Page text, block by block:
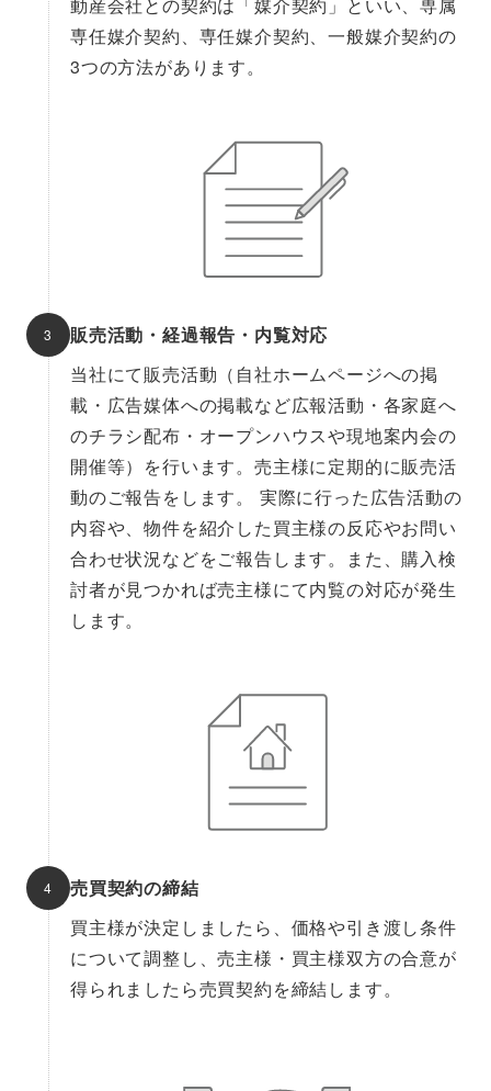
専任媒介契約、専任媒介契約、一般媒介契約の
3つの方法があります。
販売活動・経過報告 ・内覧対応
当社にて販売活動（自社ホームページへの掲
載・広告媒体への掲載など広報活動・各家庭へ
のチラシ配布・オープンハウスや現地案内会の
開催等）を行います。売主様に定期的に販売活
動のご報告をします。 実際に行った広告活動の
内容や、物件を紹介した買主様の反応やお問い
合わせ状況などをご報告します。また、購入検
討者が見つかれば売主様にて内覧の対応が発生
します。
売買契約の締結
買主様が決定しましたら、価格や引き渡し条件
について調整し、売主様・買主様双方の合意が
得られましたら売買契約を締結します。